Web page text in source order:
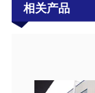
相关产品
工业UV涂装线